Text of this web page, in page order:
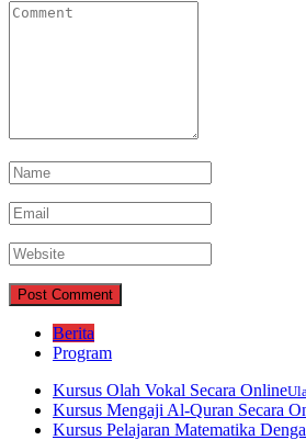
Berita
Program
Kursus Olah Vokal Secara Online
Kursus Mengaji Al-Quran Secara
Kursus Pelajaran Matematika